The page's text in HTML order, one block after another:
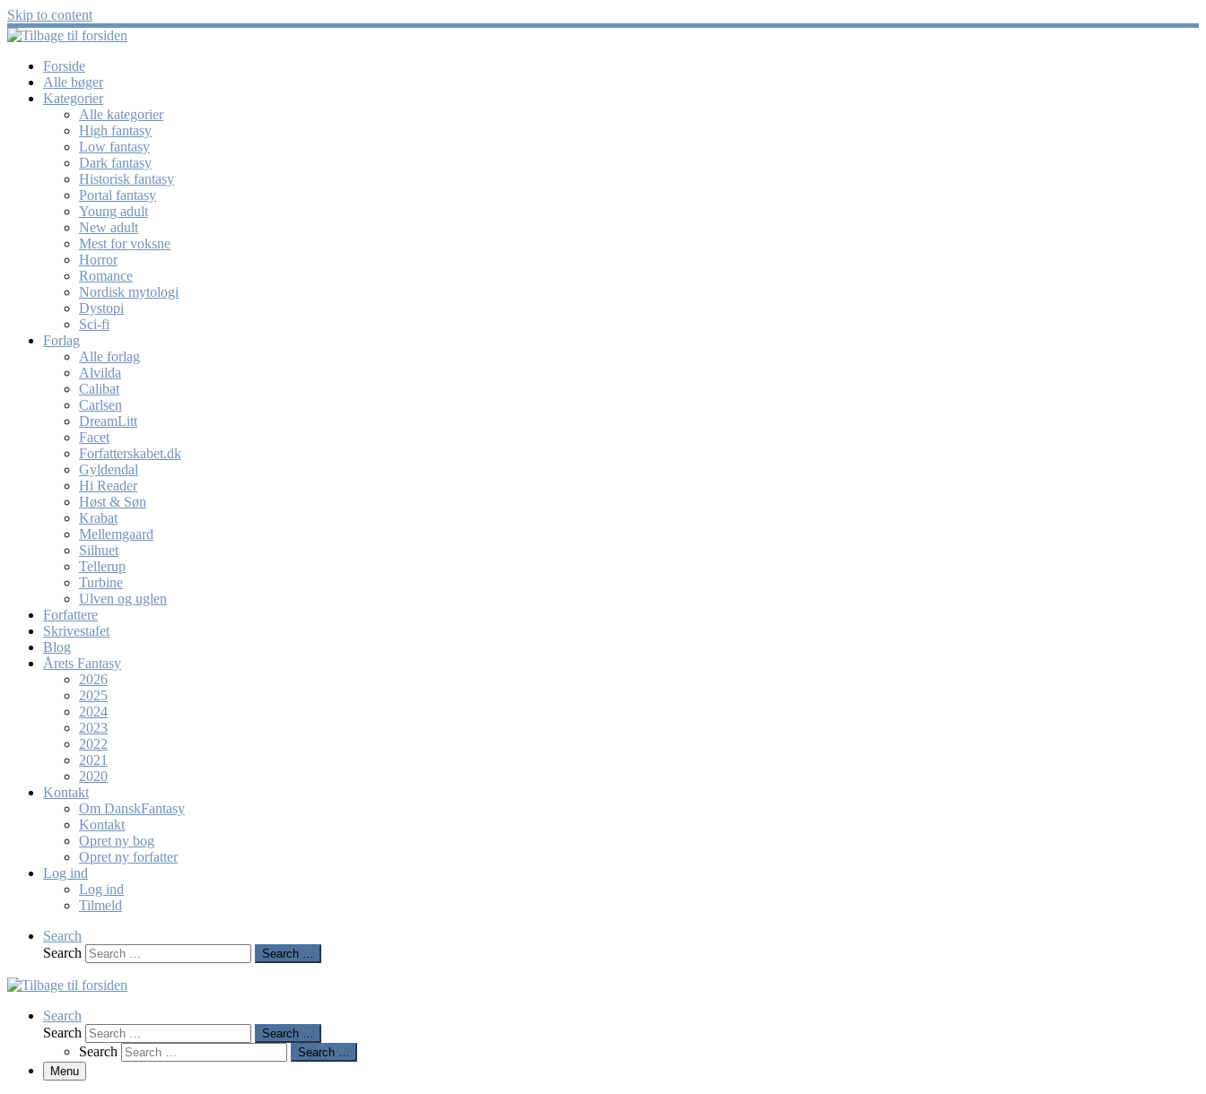
Skip to content
Forside
Alle bøger
Kategorier
Alle kategorier
High fantasy
Low fantasy
Dark fantasy
Historisk fantasy
Portal fantasy
Young adult
New adult
Mest for voksne
Horror
Romance
Nordisk mytologi
Dystopi
Sci-fi
Forlag
Alle forlag
Alvilda
Calibat
Carlsen
DreamLitt
Facet
Forfatterskabet.dk
Gyldendal
Hi Reader
Høst & Søn
Krabat
Mellemgaard
Silhuet
Tellerup
Turbine
Ulven og uglen
Forfattere
Skrivestafet
Blog
Årets Fantasy
2026
2025
2024
2023
2022
2021
2020
Kontakt
Om DanskFantasy
Kontakt
Opret ny bog
Opret ny forfatter
Log ind
Log ind
Tilmeld
Search
Search
Search …
Search
Search
Search …
Search
Search …
Menu